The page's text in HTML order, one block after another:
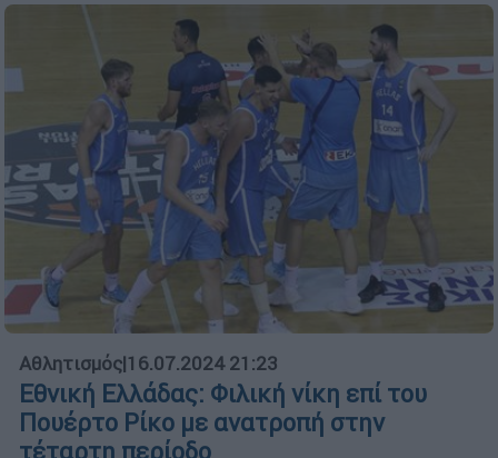
Αθλητισμός|16.07.2024 21:23
Εθνική Ελλάδας: Φιλική νίκη επί του
Πουέρτο Ρίκο με ανατροπή στην